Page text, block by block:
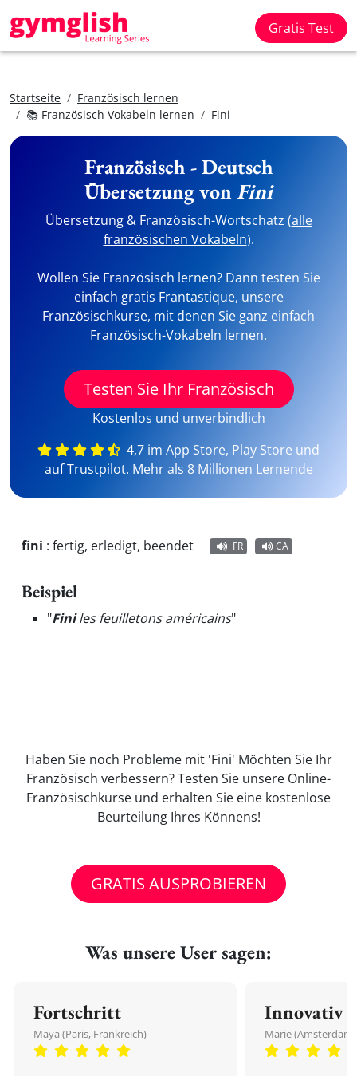
Gratis Test
Startseite
Französisch lernen
📚 Französisch Vokabeln lernen
Fini
Französisch - Deutsch
Übersetzung vonFini
Übersetzung & Französisch-Wortschatz (alle
französischen Vokabeln).
Wollen Sie Französisch lernen? Dann testen Sie
einfach gratis Frantastique, unsere
Französischkurse, mit denen Sie ganz einfach
Französisch-Vokabeln lernen.
Testen Sie Ihr Französisch
Kostenlos und unverbindlich
4,7 im App Store, Play Store und
auf Trustpilot. Mehr als 8 Millionen Lernende
fini : fertig, erledigt, beendet FR CA
Beispiel
"Finiles feuilletons américains"
Haben Sie noch Probleme mit 'Fini' Möchten Sie Ihr
Französisch verbessern? Testen Sie unsere Online-
Französischkurse und erhalten Sie eine kostenlose
Beurteilung Ihres Könnens!
GRATIS AUSPROBIEREN
Was unsere User sagen:
Fortschritt
Maya (Paris, Frankreich)
Innovativ
Marie